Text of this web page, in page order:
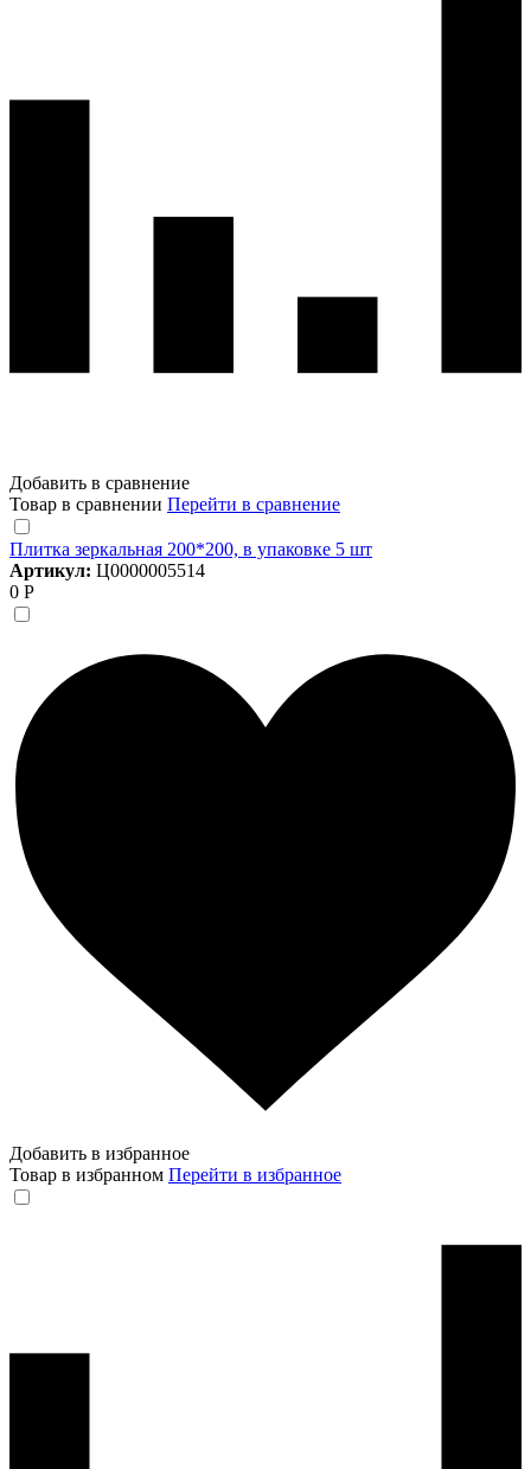
Добавить в сравнение
Товар в сравнении Перейти в сравнение
Плитка зеркальная 200*200, в упаковке 5 шт
Артикул: Ц0000005514
0 Р
Добавить в избранное
Товар в избранном Перейти в избранное